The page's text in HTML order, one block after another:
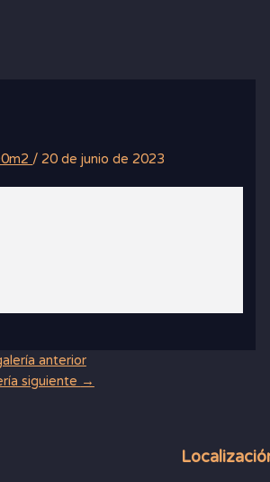
/20 de junio de 2023
anterior
siguiente →